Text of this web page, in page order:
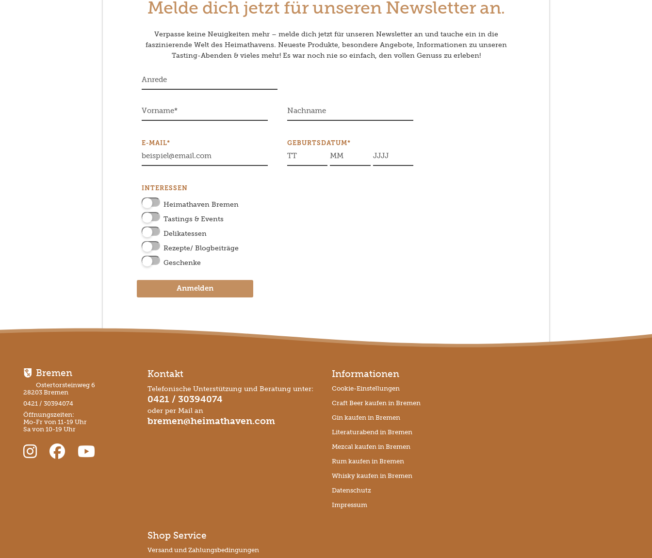
Melde dich jetzt für unseren Newsletter an.
Verpasse keine Neuigkeiten mehr – melde dich jetzt für unseren Newsletter an und tauche ein in die
faszinierende Welt des Heimathavens. Neueste Produkte, besondere Angebote, Informationen zu unseren
Tasting-Abenden & vieles mehr! Es war noch nie so einfach, den vollen Genuss zu erleben!
E-MAIL* GEBURTSDATUM*
INTERESSEN
Heimathaven Bremen
Tastings & Events
Delikatessen
Rezepte/ Blogbeiträge
Geschenke
Anmelden
Bremen
Ostertorsteinweg 6
28203 Bremen
0421 / 30394074
Öffnungszeiten:
Mo-Fr von 11-19 Uhr
Sa von 10-19 Uhr
Kontakt
Telefonische Unterstützung und Beratung unter:
0421 / 30394074
oder per Mail an
bremen@heimathaven.com
Informationen
Cookie-Einstellungen
Craft Beer kaufen in Bremen
Gin kaufen in Bremen
Literaturabend in Bremen
Mezcal kaufen in Bremen
Rum kaufen in Bremen
Whisky kaufen in Bremen
Datenschutz
Impressum
Shop Service
Versand und Zahlungsbedingungen